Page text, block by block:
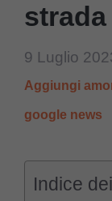
strada
9 Luglio
Aggiungi
google news
Indice